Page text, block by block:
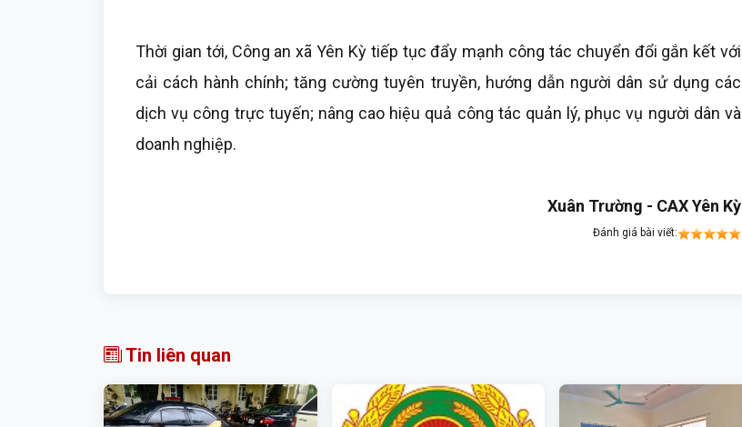
Thời gian tới, Công an xã Yên Kỳ tiếp tục đẩy mạnh công tác chuyển đổi gắn kết với
cải cách hành chính; tăng cường tuyên truyền, hướng dẫn người dân sử dụng các
dịch vụ công trực tuyến; nâng cao hiệu quả công tác quản lý, phục vụ người dân và
doanh nghiệp.
Xuân Trường - CAX Yên Kỳ
Đánh giá bài viết:
Tin liên quan